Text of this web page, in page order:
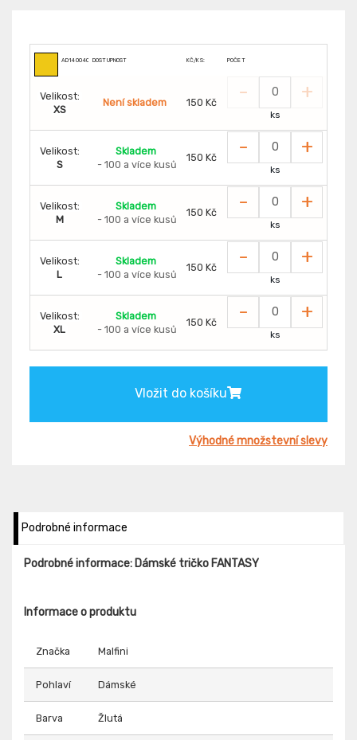
AD1400400DOSTUPNOST KČ/KS: POČET
Velikost:
XS
Není skladem 150 Kč - +
ks
Velikost:
S
Skladem
- 100 a více kusů
150 Kč - +
ks
Velikost:
M
Skladem
- 100 a více kusů
150 Kč - +
ks
Velikost:
L
Skladem
- 100 a více kusů
150 Kč - +
ks
Velikost:
XL
Skladem
- 100 a více kusů
150 Kč - +
ks
Vložit do košíku
Výhodné množstevní slevy
Podrobné informace
Podrobné informace: Dámské tričko FANTASY
Informace o produktu
Značka Malfini
Pohlaví Dámské
Barva Žlutá